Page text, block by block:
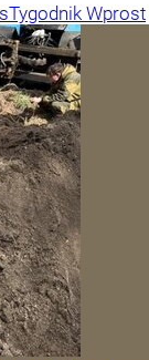
Tygodnik Wprost